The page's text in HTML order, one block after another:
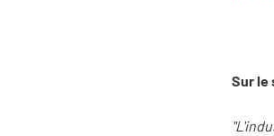
Sur le